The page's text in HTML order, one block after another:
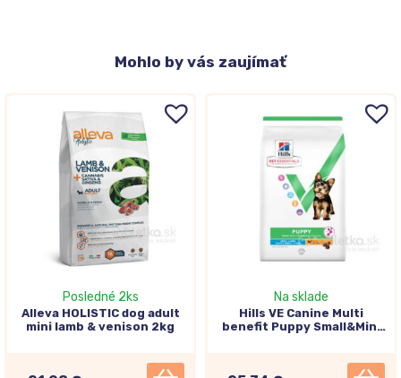
Mohlo by vás zaujímať
Posledné 2ks
Alleva HOLISTIC dog adult
mini lamb & venison 2kg
Na sklade
Hills VE Canine Multi
benefit Puppy Small&Mini